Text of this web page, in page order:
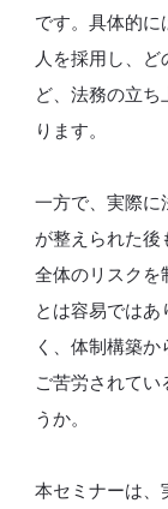
です。具体的に
人を採用し、
ど、法務の立
ります。
一方で、実際に
が整えられた後
全体のリスクを
とは容易では
く、体制構築か
ご苦労されてい
うか。
本セミナーは、